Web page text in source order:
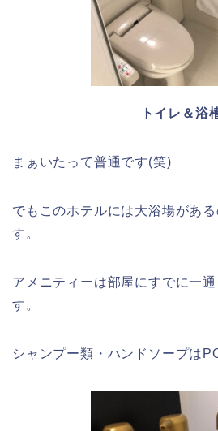
トイレ＆浴
まぁいたって普通です(笑)
でもこのホテルには大浴場があ
す。
アメニティーは部屋にすでに一
す。
シャンプー類・ハンドソープは